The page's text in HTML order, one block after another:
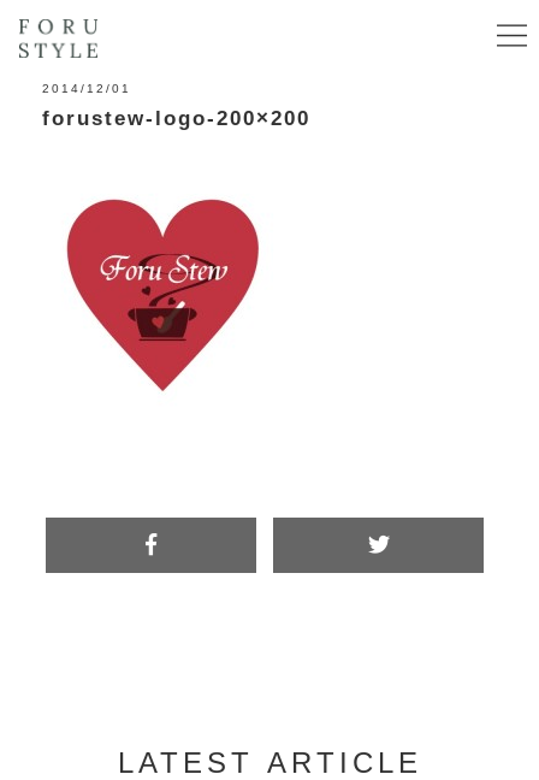
2014/12/01
forustew-logo-200×200
LATEST ARTICLE